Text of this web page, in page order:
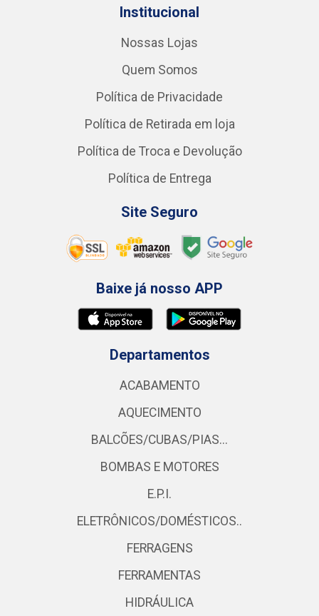
Institucional
Nossas Lojas
Quem Somos
Política de Privacidade
Política de Retirada em loja
Política de Troca e Devolução
Política de Entrega
Site Seguro
Baixe já nosso APP
Departamentos
ACABAMENTO
AQUECIMENTO
BALCÕES/CUBAS/PIAS...
BOMBAS E MOTORES
E.P.I.
ELETRÔNICOS/DOMÉSTICOS..
FERRAGENS
FERRAMENTAS
HIDRÁULICA